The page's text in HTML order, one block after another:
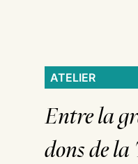
ATELIER
Entre la
dons de